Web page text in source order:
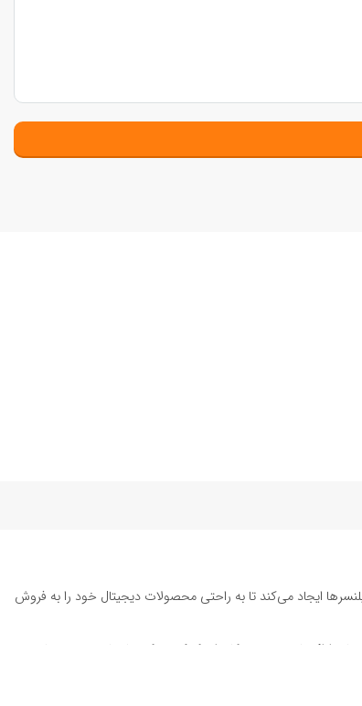
ایجاد می‌کند تا به راحتی محصولات دیجیتال خود را به فروش
ارائه پاورپوینت به کاربران کمک می‌کند تا زمان و هزینه‌های